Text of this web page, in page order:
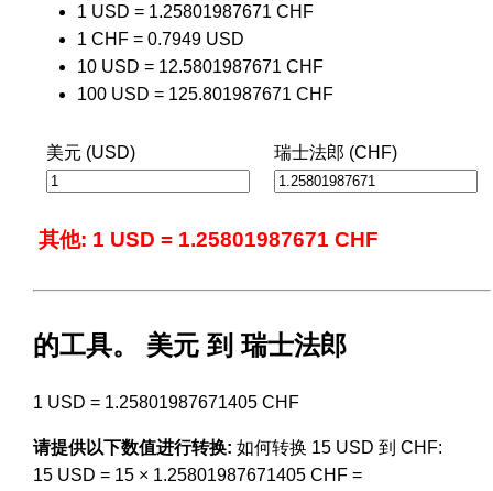
1 USD = 1.25801987671 CHF
1 CHF = 0.7949 USD
10 USD = 12.5801987671 CHF
100 USD = 125.801987671 CHF
美元 (USD) 瑞士法郎 (CHF)
其他: 1 USD = 1.25801987671 CHF
的工具。 美元 到 瑞士法郎
1 USD = 1.25801987671405 CHF
请提供以下数值进行转换: 如何转换 15 USD 到 CHF:
15 USD = 15 × 1.25801987671405 CHF =